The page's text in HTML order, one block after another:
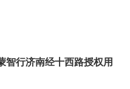
智行济南经十西路授权用